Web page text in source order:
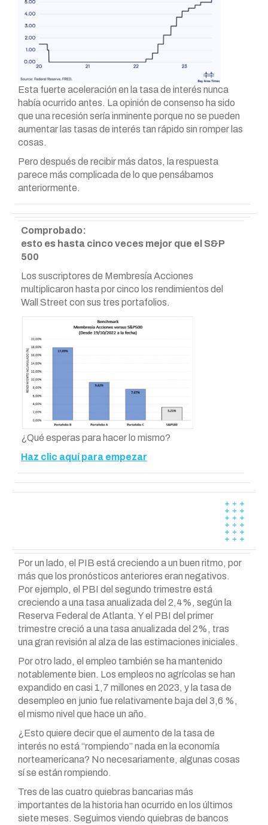
Esta fuerte aceleración en la tasa de interés nunca
había ocurrido antes. La opinión de consenso ha sido
que una recesión sería inminente porque no se pueden
aumentar las tasas de interés tan rápido sin romper las
cosas.
Pero después de recibir más datos, la respuesta
parece más complicada de lo que pensábamos
anteriormente.
Comprobado:
esto es hasta cinco veces mejor que el S&P
500
Los suscriptores de Membresía Acciones
multiplicaron hasta por cinco los rendimientos del
Wall Street con sus tres portafolios.
¿Qué esperas para hacer lo mismo?
Haz clic aquí para empezar
Por un lado, el PIB está creciendo a un buen ritmo, por
más que los pronósticos anteriores eran negativos.
Por ejemplo, el PBI del segundo trimestre está
creciendo a una tasa anualizada del 2,4%, según la
Reserva Federal de Atlanta. Y el PBI del primer
trimestre creció a una tasa anualizada del 2%, tras
una gran revisión al alza de las estimaciones iniciales.
Por otro lado, el empleo también se ha mantenido
notablemente bien. Los empleos no agrícolas se han
expandido en casi 1,7 millones en 2023, y la tasa de
desempleo en junio fue relativamente baja del 3,6 %,
el mismo nivel que hace un año.
¿Esto quiere decir que el aumento de la tasa de
interés no está “rompiendo” nada en la economía
norteamericana? No necesariamente, algunas cosas
sí se están rompiendo.
Tres de las cuatro quiebras bancarias más
importantes de la historia han ocurrido en los últimos
siete meses. Seguimos viendo quiebras de bancos